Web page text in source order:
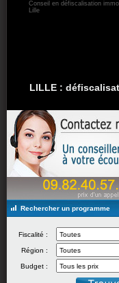
Conseil en défiscalisation
Lille
LILLE :
Rechercher un programme
Fiscalité :
Région :
Budget :